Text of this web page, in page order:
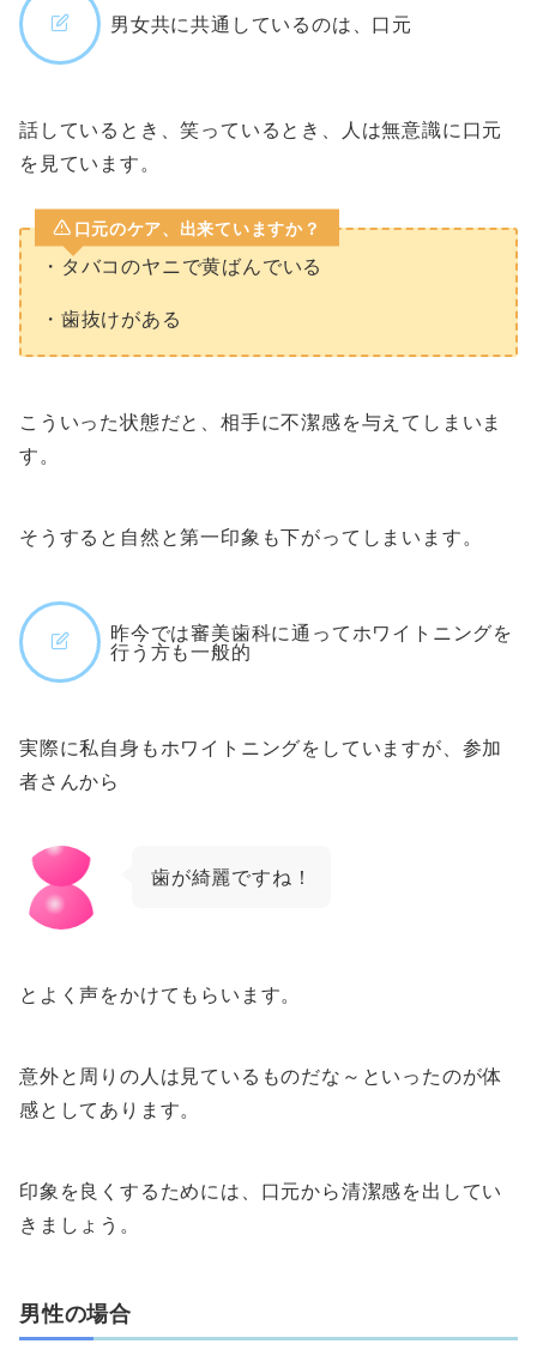
男女共に共通しているのは、口元
話しているとき、笑っているとき、人は無意識に口元
を見ています。
口元のケア、出来ていますか？
・タバコのヤニで黄ばんでいる
・歯抜けがある
こういった状態だと、相手に不潔感を与えてしまいま
す。
そうすると自然と第一印象も下がってしまいます。
昨今では審美歯科に通ってホワイトニングを
行う方も一般的
実際に私自身もホワイトニングをしていますが、参加
者さんから
歯が綺麗ですね！
とよく声をかけてもらいます。
意外と周りの人は見ているものだな～といったのが体
感としてあります。
印象を良くするためには、口元から清潔感を出してい
きましょう。
男性の場合